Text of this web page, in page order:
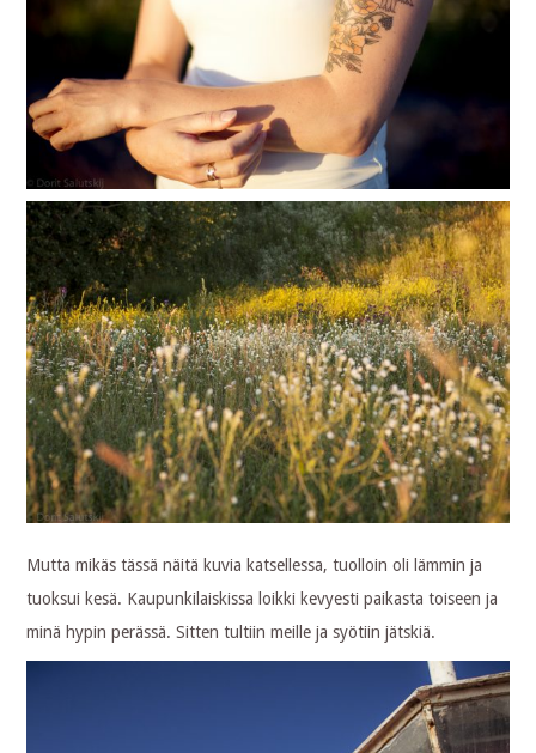
Mutta mikäs tässä näitä kuvia katsellessa, tuolloin oli lämmin ja
tuoksui kesä. Kaupunkilaiskissa loikki kevyesti paikasta toiseen ja
minä hypin perässä. Sitten tultiin meille ja syötiin jätskiä.